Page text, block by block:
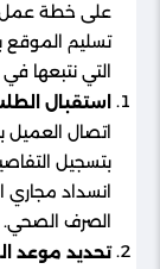
على خطة عمل
تسليم الموقع
التي نتبعها في
استقبال
اتصال العميل
بتسجيل
انسداد
الصرف الصحي.
تحديد موعد